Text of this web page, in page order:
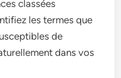
classées
les termes que
de
dans vos